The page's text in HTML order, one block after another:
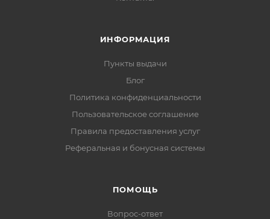
ИНФОРМАЦИЯ
Пункты выдачи
Блог
Политика конфиденциальности
Пользовательское соглашение
Правила предоставления услуг
Реферальная и бонусная системы
ПОМОЩЬ
Вопрос-ответ